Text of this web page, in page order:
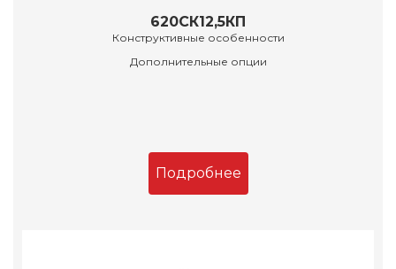
620СК12,5КП
Конструктивные особенности
Дополнительные опции
Подробнее